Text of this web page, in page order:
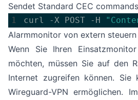
Sendet Standard CEC
curl -X POST -H
Alarmmonitor von extern steuern
Wenn Sie Ihren
möchten, müssen Sie auf den
Internet zugreifen können. Sie
Wireguard-VPN ermöglichen.